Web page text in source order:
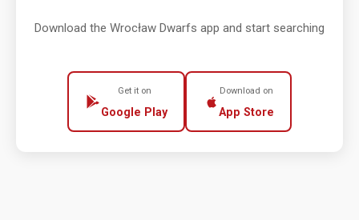
Download the Wrocław Dwarfs app and start searching
Get it on
Google Play
Download on
App Store